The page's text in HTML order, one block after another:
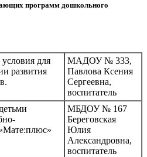
программ дошкольного
для
развития
МАДОУ № 333,
Павлова Ксения
Сергеевна,
воспитатель
МБДОУ № 167
Береговская
Юлия
Александровна,
воспитатель